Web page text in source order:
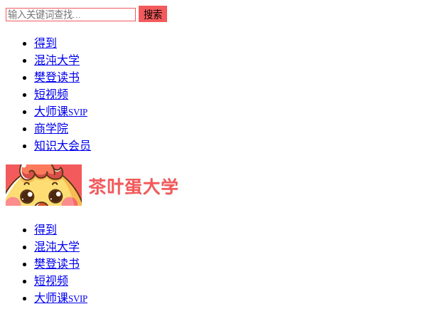
得到
混沌大学
樊登读书
短视频
大师课SVIP
商学院
知识大会员
得到
混沌大学
樊登读书
短视频
大师课SVIP